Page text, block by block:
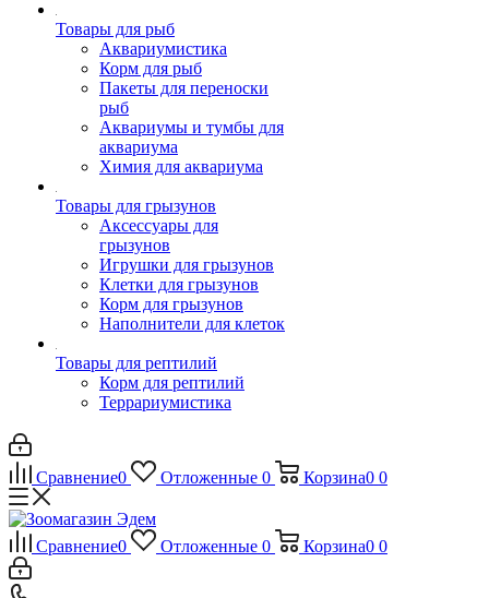
Товары для рыб
Аквариумистика
Корм для рыб
Пакеты для переноски
рыб
Аквариумы и тумбы для
аквариума
Химия для аквариума
Товары для грызунов
Аксессуары для
грызунов
Игрушки для грызунов
Клетки для грызунов
Корм для грызунов
Наполнители для клеток
Товары для рептилий
Корм для рептилий
Террариумистика
Сравнение0 Отложенные 0 Корзина0 0
Сравнение0 Отложенные 0 Корзина0 0